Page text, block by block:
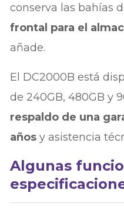
conserva las bahías
frontal para el
añade.
El DC2000B está
de 240GB, 480GB y
respaldo de una
años y asistencia
Algunas